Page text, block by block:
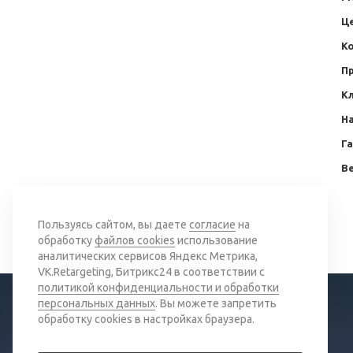
Вернуться к списку
Пользуясь сайтом, вы даете согласие на
обработкуфайлов cookies использование
аналитических сервисов Яндекс Метрика,
VK.Retargeting, Битрикс24 в соответствии с
политикой конфиденциальности и обработки
персональных данных. Вы можете запретить
обработку cookies в настройках браузера.